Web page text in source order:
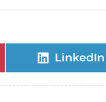
LinkedIn